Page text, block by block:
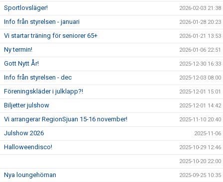
Sportlovsläger! 2026-02-03 21:38
Info från styrelsen - januari 2026-01-28 20:23
Vi startar träning för seniorer 65+ 2026-01-21 13:53
Ny termin! 2026-01-06 22:51
Gott Nytt År! 2025-12-30 16:33
Info från styrelsen - dec 2025-12-03 08:00
Föreningskläder i julklapp?! 2025-12-01 15:01
Biljetter julshow 2025-12-01 14:42
Vi arrangerar RegionSjuan 15-16 november! 2025-11-10 20:40
Julshow 2026 2025-11-06
Halloweendisco! 2025-10-29 12:46
2025-10-20 22:00
Nya loungehörnan 2025-09-25 10:35